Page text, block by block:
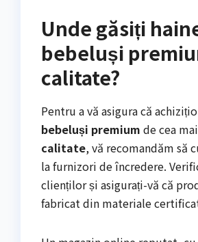
Unde găsiți
bebeluși
calitate?
Pentru a vă asigura că
bebeluși premium de cea
calitate, vă recomandăm să
la furnizori de încredere.
clienților și asigurați-vă că
fabricat din materiale